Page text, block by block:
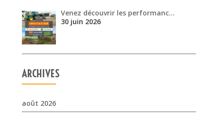
Venez découvrir les performanc…
30 juin 2026
ARCHIVES
août 2026